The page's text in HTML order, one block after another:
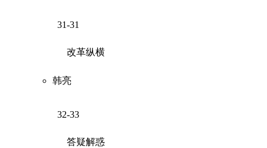
31-31
改革纵横
韩亮
32-33
答疑解惑